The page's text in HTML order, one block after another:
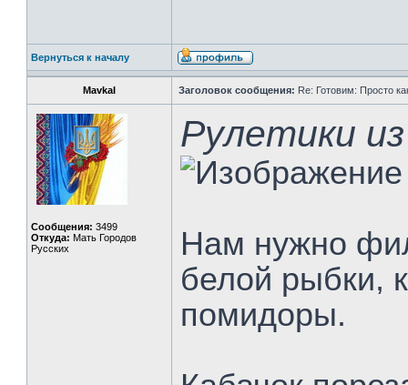
Вернуться к началу
MavkaI Заголовок сообщения: Re: Готовим: Просто
Сообщения: 3499
Откуда: Мать Городов
Русских
Рулетики
Нам нужно
белой рыбки,
помидоры.